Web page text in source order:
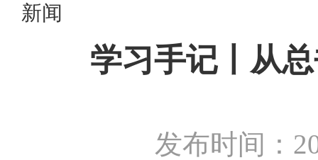
新闻
学习手记丨从
发布时间：